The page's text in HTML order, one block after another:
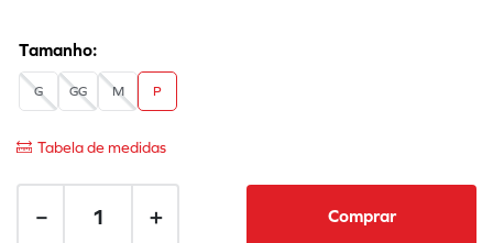
G GG M P
Tabela de medidas
＋
－ Comprar